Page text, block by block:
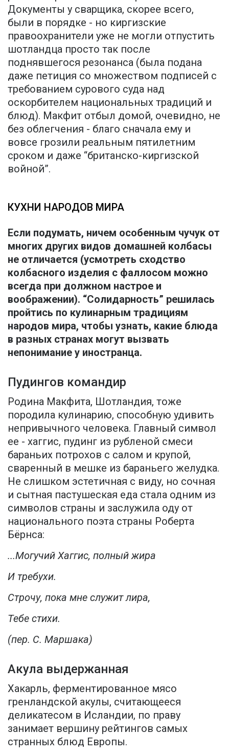
Документы у сварщика, скорее всего,
были в порядке - но киргизские
правоохранители уже не могли отпустить
шотландца просто так после
поднявшегося резонанса (была подана
даже петиция со множеством подписей с
требованием сурового суда над
оскорбителем национальных традиций и
блюд). Макфит отбыл домой, очевидно, не
без облегчения - благо сначала ему и
вовсе грозили реальным пятилетним
сроком и даже “британско-киргизской
войной”.
КУХНИ НАРОДОВ МИРА
Если подумать, ничем особенным чучук от
многих других видов домашней колбасы
не отличается (усмотреть сходство
колбасного изделия с фаллосом можно
всегда при должном настрое и
воображении). “Солидарность” решилась
пройтись по кулинарным традициям
народов мира, чтобы узнать, какие блюда
в разных странах могут вызвать
непонимание у иностранца.
Пудингов командир
Родина Макфита, Шотландия, тоже
породила кулинарию, способную удивить
непривычного человека. Главный символ
ее - хаггис, пудинг из рубленой смеси
бараньих потрохов с салом и крупой,
сваренный в мешке из бараньего желудка.
Не слишком эстетичная с виду, но сочная
и сытная пастушеская еда стала одним из
символов страны и заслужила оду от
национального поэта страны Роберта
Бёрнса:
...Могучий Хаггис, полный жира
И требухи.
Строчу, пока мне служит лира,
Тебе стихи.
(пер. С. Маршака)
Акула выдержанная
Хакарль, ферментированное мясо
гренландской акулы, считающееся
деликатесом в Исландии, по праву
занимает вершину рейтингов самых
странных блюд Европы.